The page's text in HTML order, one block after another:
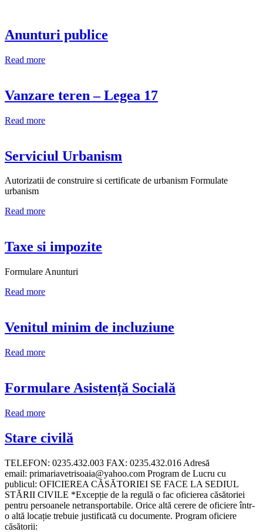
Anunturi publice
Read more
Vanzare teren – Legea 17
Read more
Serviciul Urbanism
Autorizatii de construire si certificate de urbanism Formulate
urbanism
Read more
Taxe si impozite
Formulare Anunturi
Read more
Venitul minim de incluziune
Read more
Formulare Asistență Socială
Read more
Stare civilă
TELEFON: 0235.432.003 FAX: 0235.432.016 Adresă
email: primariavetrisoaia@yahoo.com Program de Lucru cu
publicul: OFICIEREA CĂSĂTORIEI SE FACE LA SEDIUL
STĂRII CIVILE *Excepție de la regulă o fac oficierea căsătoriei
pentru persoanele netransportabile. Orice altă cerere de oficiere într-
o altă locație trebuie justificată cu documente. Program oficiere
căsătorii: